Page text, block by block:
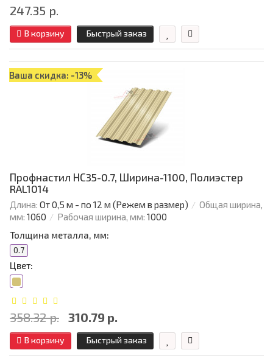
247.35 р.
В корзину Быстрый заказ
Ваша скидка: -13%
Профнастил НС35-0.7, Ширина-1100, Полиэстер
RAL1014
Длина: От 0,5 м - по 12 м (Режем в размер)
Общая ширина,
мм: 1060 Рабочая ширина, мм: 1000
Толщина металла, мм:
0.7
Цвет:
358.32 р. 310.79 р.
В корзину Быстрый заказ